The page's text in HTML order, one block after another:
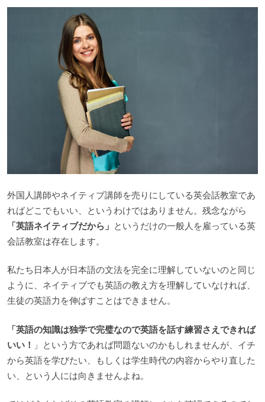
外国人講師やネイティブ講師を売りにしている英会話教室であ
ればどこでもいい、というわけではありません。残念ながら
「英語ネイティブだから」 というだけの一般人を雇っている英
会話教室は存在します。
私たち日本人が日本語の文法を完全に理解していないのと同じ
ように、ネイティブでも英語の教え方を理解していなければ、
生徒の英語力を伸ばすことはできません。
「英語の知識は独学で完璧なので英語を話す練習さえできれば
いい！ 」という方であれば問題ないのかもしれませんが、イチ
から英語を学びたい、もしくは学生時代の内容からやり直した
い、という人には向きませんよね。